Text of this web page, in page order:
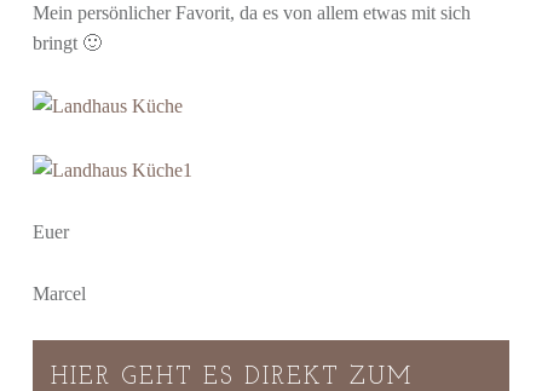
Mein persönlicher Favorit, da es von allem etwas mit sich
bringt 🙂
Euer
Marcel
HIER GEHT ES DIREKT ZUM